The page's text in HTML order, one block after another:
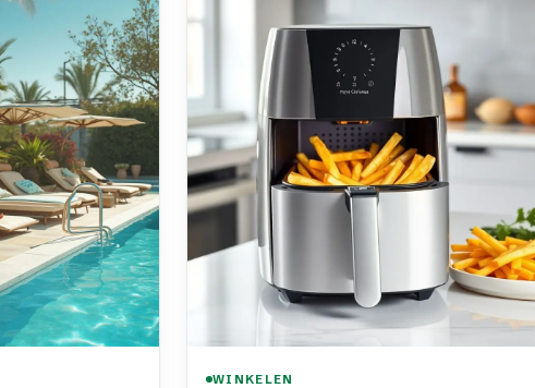
WINKELEN